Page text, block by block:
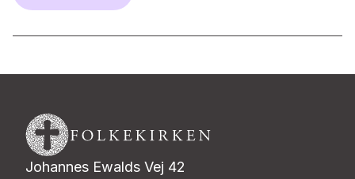
Johannes Ewalds Vej 42